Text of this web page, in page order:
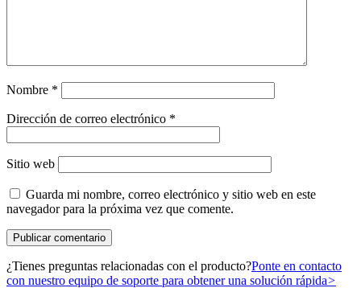
Nombre *
Dirección de correo electrónico *
Sitio web
Guarda mi nombre, correo electrónico y sitio web en este
navegador para la próxima vez que comente.
¿Tienes preguntas relacionadas con el producto?Ponte en contacto
con nuestro equipo de soporte para obtener una solución rápida>